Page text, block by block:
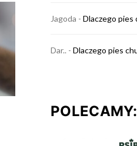
Jagoda - Dlaczego pies
Dar.. - Dlaczego pies
POLECAMY: